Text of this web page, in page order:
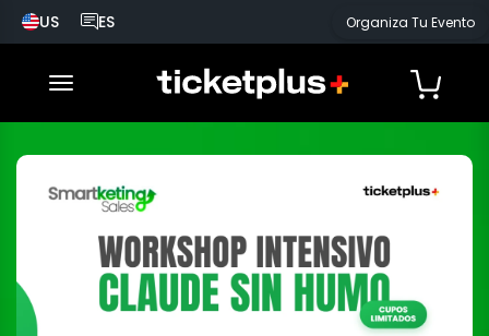
US
País seleccionado, cambiar país
ES
Idioma seleccionado, cambiar idiomaOrganiza Tu Evento
desplegar navegación